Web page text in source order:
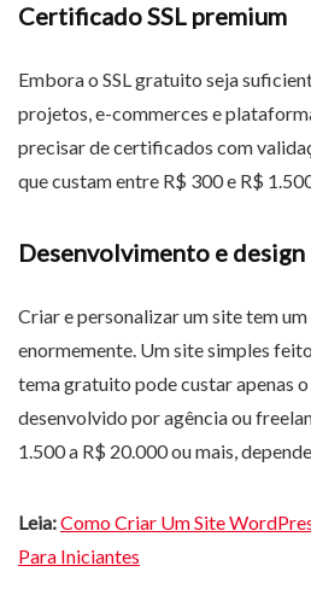
Certificado SSL premium
Embora o SSL gratuito seja
projetos, e-commerces e
precisar de certificados com
que custam entre R$ 300 e R$
Desenvolvimento e design
Criar e personalizar um site tem
enormemente. Um site simples
tema gratuito pode custar apenas
desenvolvido por agência ou
1.500 a R$ 20.000 ou mais,
Leia:Como Criar Um Site
Para Iniciantes